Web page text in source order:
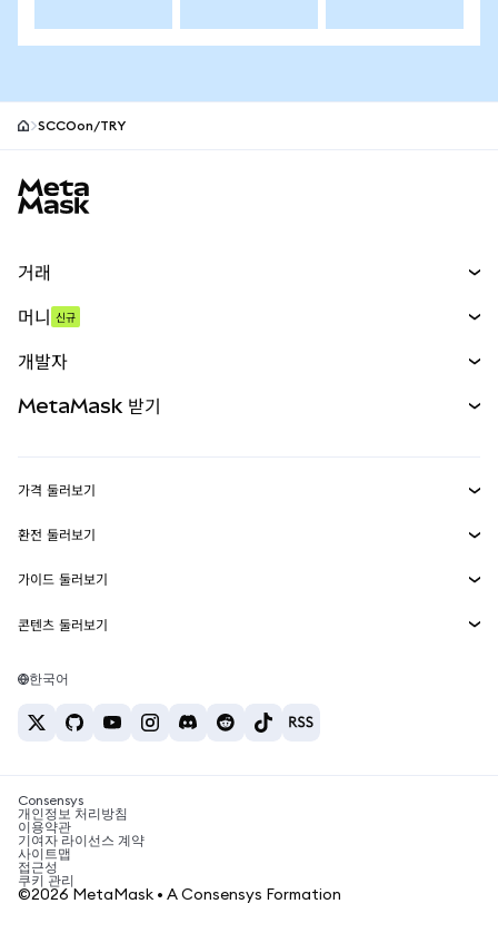
SCCOon/TRY
거래
무기한 선물
실물자산
머니 신규
개발자
MetaMask Connect
Snaps
웹3 서비스
MetaMask 받기
보안
고객 지원
채용
가격 둘러보기
이더리움 가격
솔라나 가격
테더 가격
환전 둘러보기
ETH를 USD로 환전
USDT를 INR로 환전
BTC를 INR로 환전
ETH를 USDT로 환전
가이드 둘러보기
ETH 매수
USDT 매수
SHIB 매수
BNB 매수
콘텐츠 둘러보기
솔라나 지갑
암호화폐 세금 뉴스
암호화폐 매수 방법
비트코인 매도 방법
한국어
Consensys
개인정보 처리방침
이용약관
기여자 라이선스 계약
사이트맵
접근성
쿠키 관리
©2026 MetaMask • A Consensys Formation